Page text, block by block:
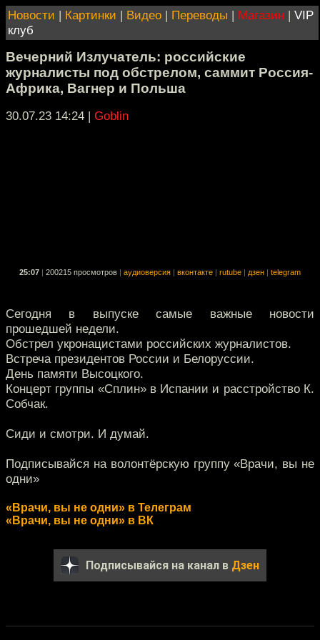
Новости | Картинки | Видео | Переводы | Магазин | VIP
клуб
Вечерний Излучатель: российские
журналисты под обстрелом, саммит Россия-
Африка, Вагнер и Польша
30.07.23 14:24 | Goblin
25:07 200215 просмотров аудиоверсия вконтакте rutube дзен telegram
Сегодня в выпуске самые важные новости
прошедшей недели.
Обстрел укронацистами российских журналистов.
Встреча президентов России и Белоруссии.
День памяти Высоцкого.
Концерт группы «Сплин» в Испании и расстройство К.
Собчак.
Сиди и смотри. И думай.
Подписывайся на волонтёрскую группу «Врачи, вы не
одни»
«Врачи, вы не одни» в Телеграм
«Врачи, вы не одни» в ВК
Подписывайся на канал в Дзен